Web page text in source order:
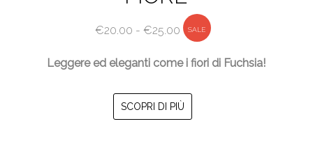
€20.00 - €25.00 Fascia
prezzo:
€20.00
a
SALE
Leggere ed eleganti come i fiori di Fuchsia!
Questo
prodotto
SCOPRI DI PIÙ